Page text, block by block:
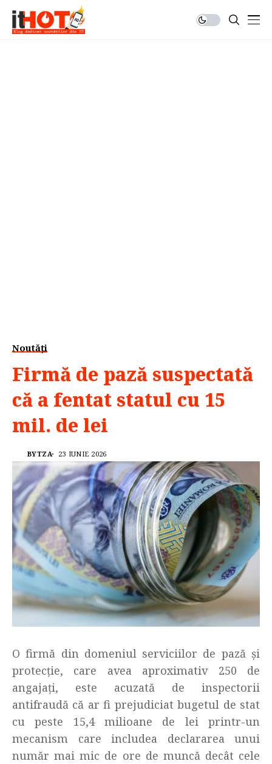
Noutăți
Firmă de pază suspectată
că a fentat statul cu 15
mil. de lei
BYTZA 23 IUNIE 2026
O firmă din domeniul serviciilor de pază și
protecție, care avea aproximativ 250 de
angajați, este acuzată de inspectorii
antifraudă că ar fi prejudiciat bugetul de stat
cu peste 15,4 milioane de lei printr-un
mecanism care includea declararea unui
număr mai mic de ore de muncă decât cele